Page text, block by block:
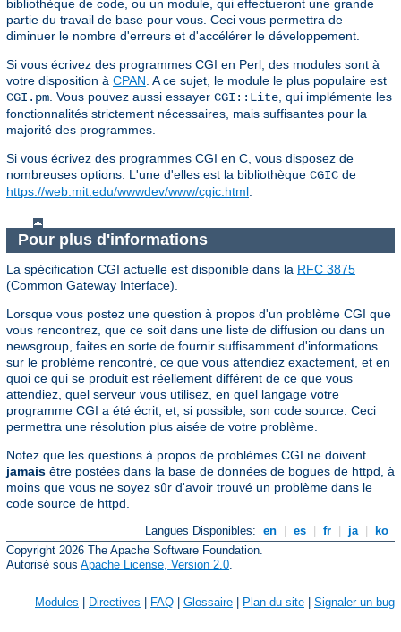
bibliothèque de code, ou un module, qui effectueront une grande
partie du travail de base pour vous. Ceci vous permettra de
diminuer le nombre d'erreurs et d'accélérer le développement.
Si vous écrivez des programmes CGI en Perl, des modules sont à
votre disposition à CPAN . A ce sujet, le module le plus populaire est
CGI.pm . Vous pouvez aussi essayer CGI::Lite , qui implémente les
fonctionnalités strictement nécessaires, mais suffisantes pour la
majorité des programmes.
Si vous écrivez des programmes CGI en C, vous disposez de
nombreuses options. L'une d'elles est la bibliothèque CGIC de
https://web.mit.edu/wwwdev/www/cgic.html
Pour plus d'informations
La spécification CGI actuelle est disponible dans la RFC 3875
(Common Gateway Interface).
Lorsque vous postez une question à propos d'un problème CGI que
vous rencontrez, que ce soit dans une liste de diffusion ou dans un
newsgroup, faites en sorte de fournir suffisamment d'informations
sur le problème rencontré, ce que vous attendiez exactement, et en
quoi ce qui se produit est réellement différent de ce que vous
attendiez, quel serveur vous utilisez, en quel langage votre
programme CGI a été écrit, et, si possible, son code source. Ceci
permettra une résolution plus aisée de votre problème.
Notez que les questions à propos de problèmes CGI ne doivent
jamais être postées dans la base de données de bogues de httpd, à
moins que vous ne soyez sûr d'avoir trouvé un problème dans le
code source de httpd.
Langues Disponibles: en es fr ja
ko
Copyright 2026 The Apache Software Foundation.
Autorisé sous Apache License, Version 2.0.
Modules Directives FAQ Glossaire Plan du site Signaler un bug